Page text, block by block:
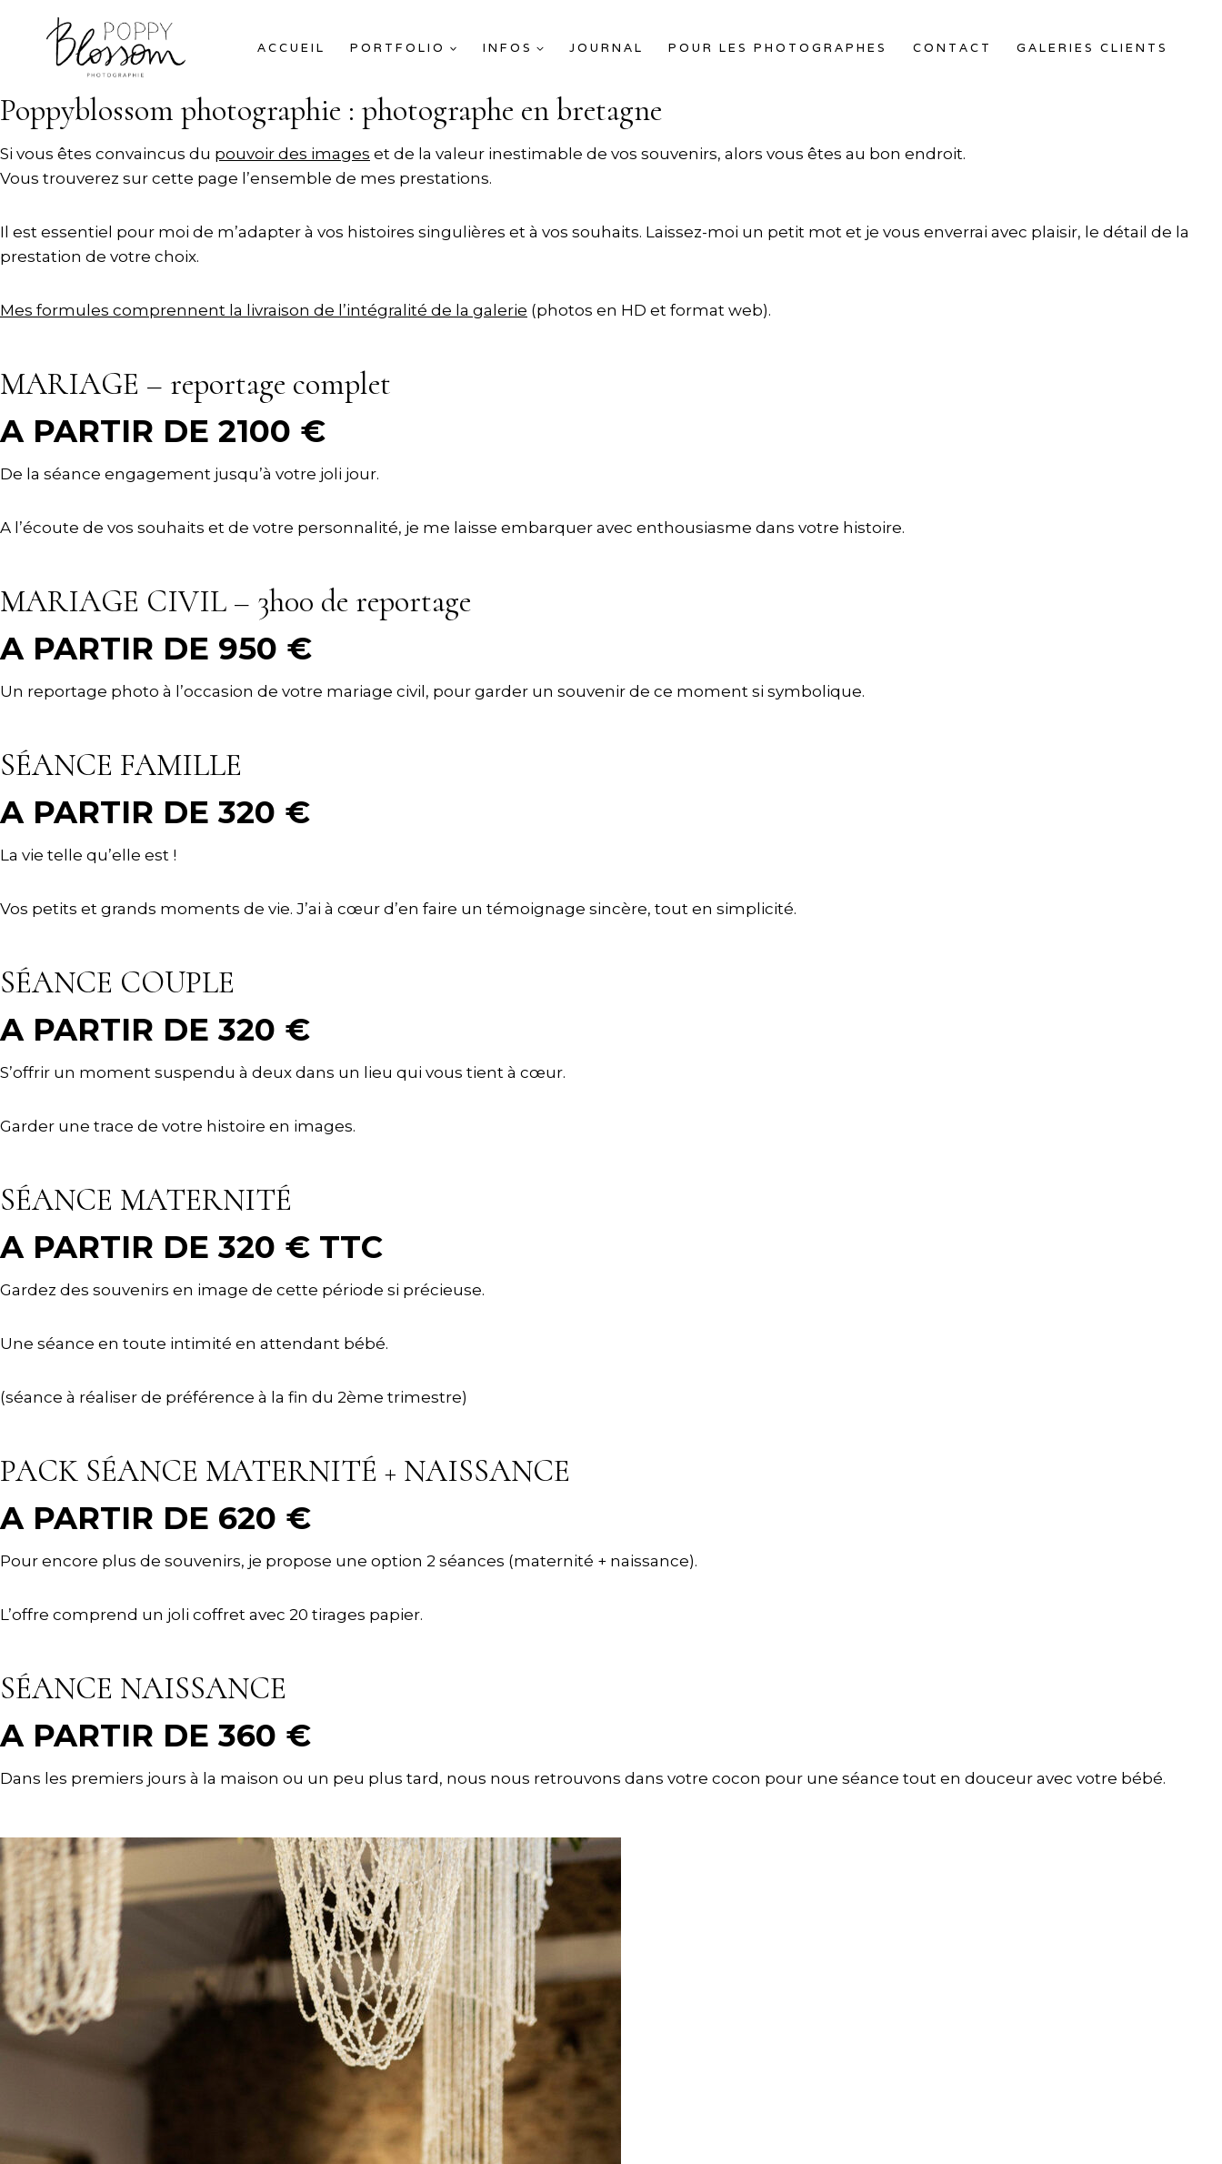
contenu
ACCUEIL PORTFOLIO INFOS JOURNAL POUR LES PHOTOGRAPHES CONTACT GALERIES CLIENTS
Poppyblossom photographie : photographe en bretagne
Si vous êtes convaincus du pouvoir des images et de la valeur inestimable de vos souvenirs, alors vous êtes au bon endroit.
Vous trouverez sur cette page l’ensemble de mes prestations.
Il est essentiel pour moi de m’adapter à vos histoires singulières et à vos souhaits. Laissez-moi un petit mot et je vous enverrai avec plaisir, le détail de la
prestation de votre choix.
Mes formules comprennent la livraison de l’intégralité de la galerie (photos en HD et format web).
MARIAGE – reportage complet
A PARTIR DE 2100 €
De la séance engagement jusqu’à votre joli jour.
A l’écoute de vos souhaits et de votre personnalité, je me laisse embarquer avec enthousiasme dans votre histoire.
MARIAGE CIVIL – 3h00 de reportage
A PARTIR DE 950 €
Un reportage photo à l’occasion de votre mariage civil, pour garder un souvenir de ce moment si symbolique.
SÉANCE FAMILLE
A PARTIR DE 320 €
La vie telle qu’elle est !
Vos petits et grands moments de vie. J’ai à cœur d’en faire un témoignage sincère, tout en simplicité.
SÉANCE COUPLE
A PARTIR DE 320 €
S’offrir un moment suspendu à deux dans un lieu qui vous tient à cœur.
Garder une trace de votre histoire en images.
SÉANCE MATERNITÉ
A PARTIR DE 320 € TTC
Gardez des souvenirs en image de cette période si précieuse.
Une séance en toute intimité en attendant bébé.
(séance à réaliser de préférence à la fin du 2ème trimestre)
PACK SÉANCE MATERNITÉ + NAISSANCE
A PARTIR DE 620 €
Pour encore plus de souvenirs, je propose une option 2 séances (maternité + naissance).
L’offre comprend un joli coffret avec 20 tirages papier.
SÉANCE NAISSANCE
A PARTIR DE 360 €
Dans les premiers jours à la maison ou un peu plus tard, nous nous retrouvons dans votre cocon pour une séance tout en douceur avec votre bébé.